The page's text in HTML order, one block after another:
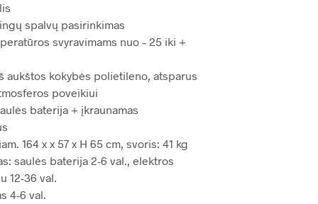
spalvų pasirinkimas
svyravimams nuo – 25 iki +
aukštos kokybės polietileno, atsparus
poveikiui
baterija + įkraunamas
164 x x 57 x H 65 cm, svoris: 41 kg
saulės baterija 2-6 val., elektros
12-36 val.
4-6 val.